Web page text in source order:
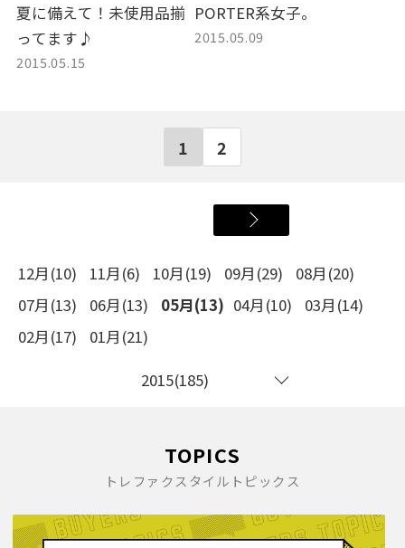
夏に備えて！未使用品揃
ってます♪
2015.05.15
PORTER系女子。
2015.05.09
1 2
12月(10) 11月(6) 10月(19) 09月(29)
08月(20)
07月(13)
06月(13) 05月(13) 04月(10)
03月(14)
02月(17)
01月(21)
2015(185)
TOPICS
トレファクスタイルトピックス